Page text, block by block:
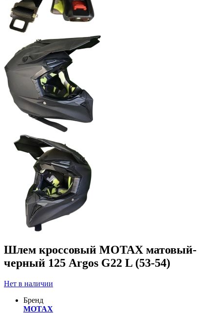
Шлем кроссовый MOTAX матовый-
черный 125 Argos G22 L (53-54)
Нет в наличии
Бренд
MOTAX